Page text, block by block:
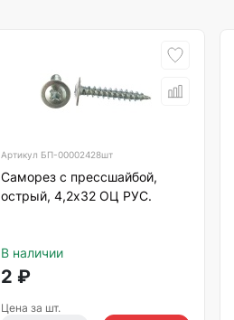
Артикул БП-00002428шт
Саморез с прессшайбой,
острый, 4,2х32 ОЦ РУС.
В наличии
2 ₽
Цена за шт.